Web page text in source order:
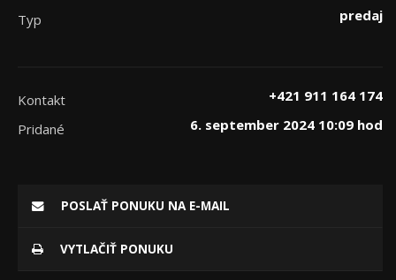
Typ
predaj
Kontakt
+421 911 164 174
Pridané
6. september 2024 10:09 hod
POSLAŤ PONUKU NA E-MAIL
VYTLAČIŤ PONUKU